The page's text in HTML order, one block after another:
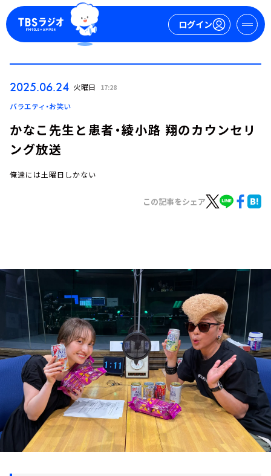
ログイン
ログイン
お知らせ
イベント・グッズ
YouTube
会社情報
2025.06.24 火曜日 17:28
バラエティ・お笑い
かなこ先生と患者・綾小路 翔のカウンセリ
ング放送
俺達には土曜日しかない
この記事をシェア